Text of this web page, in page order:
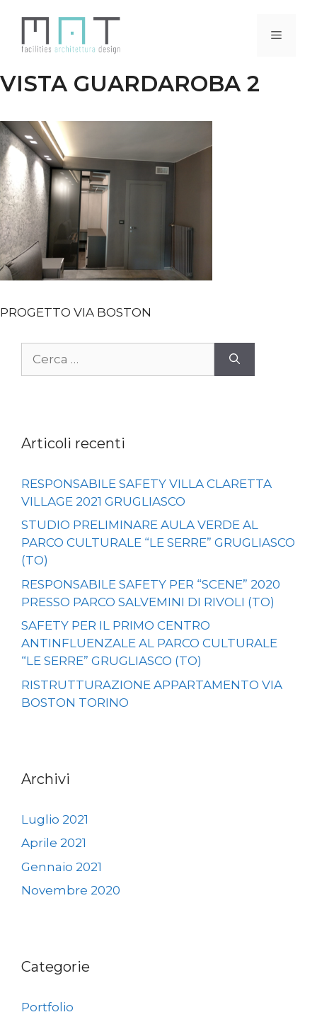
contenuto
Menu
VISTA GUARDAROBA 2
PROGETTO VIA BOSTON
per:
Articoli recenti
RESPONSABILE SAFETY VILLA CLARETTA
VILLAGE 2021 GRUGLIASCO
STUDIO PRELIMINARE AULA VERDE AL
PARCO CULTURALE “LE SERRE” GRUGLIASCO
(TO)
RESPONSABILE SAFETY PER “SCENE” 2020
PRESSO PARCO SALVEMINI DI RIVOLI (TO)
SAFETY PER IL PRIMO CENTRO
ANTINFLUENZALE AL PARCO CULTURALE
“LE SERRE” GRUGLIASCO (TO)
RISTRUTTURAZIONE APPARTAMENTO VIA
BOSTON TORINO
Archivi
Luglio 2021
Aprile 2021
Gennaio 2021
Novembre 2020
Categorie
Portfolio